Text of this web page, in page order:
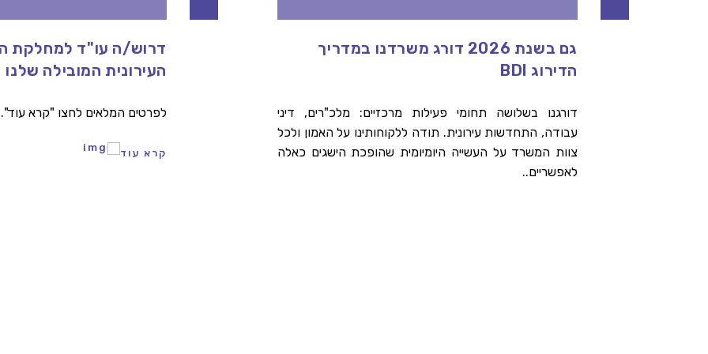
גם בשנת 2026 דורג משרדנו במדריך
הדירוג BDI
דורגנו בשלושה תחומי פעילות מרכזיים: מלכ"רים, דיני
עבודה, התחדשות עירונית. תודה ללקוחותינו על האמון ולכל
צוות המשרד על העשייה היומיומית שהופכת הישגים כאלה
לאפשריים..
דרוש/ה עו"ד למחלקת
העירונית המובילה שלנו
לפרטים המלאים לחצו "קרא עוד".
קרא עוד